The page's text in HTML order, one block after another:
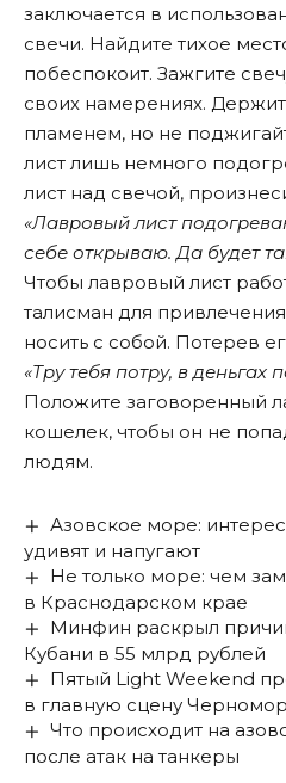
заключается в
свечи. Найдите тихое
побеспокоит. Зажгите
своих намерениях.
пламенем, но не
лист лишь немного
лист над свечой,
«Лавровый лист
себе открываю. Да будет
Чтобы лавровый лист
талисман для
носить с собой. Потерев
«Тру тебя потру, в
Положите заговоренный
кошелек, чтобы он не
людям.
Азовское море:
удивят и напугают
Не только море: чем
в Краснодарском крае
Минфин раскрыл
Кубани в 55 млрд рублей
Пятый Light Weekend
в главную сцену
Что происходит на
после атак на танкеры